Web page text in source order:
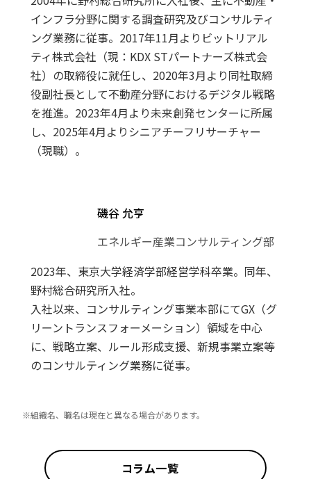
インフラ分野に関する調査研究及びコンサルティ
ング業務に従事。2017年11月よりビットリアル
ティ株式会社（現：KDX STパートナーズ株式会
社）の取締役に就任し、2020年3月より同社取締
役副社長として不動産分野におけるデジタル戦略
を推進。2023年4月より未来創発センターに所属
し、2025年4月よりシニアチーフリサーチャー
（現職）。
磯谷 允亨
エネルギー産業コンサルティング部
2023年、東京大学経済学部経営学科卒業。同年、
野村総合研究所入社。
入社以来、コンサルティング事業本部にてGX（グ
リーントランスフォーメーション）領域を中心
に、戦略立案、ルール形成支援、新規事業立案等
のコンサルティング業務に従事。
※組織名、職名は現在と異なる場合があります。
コラム一覧